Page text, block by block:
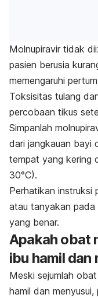
Molnupiravir tidak
pasien berusia
memengaruhi
Toksisitas tulang
percobaan tikus
Simpanlah
dari jangkauan bayi
tempat yang kering
30°C).
Perhatikan instruksi
atau tanyakan pada
yang benar.
Apakah obat
ibu hamil dan
Meski sejumlah
hamil dan